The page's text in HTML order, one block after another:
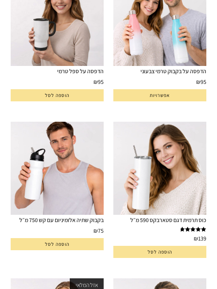
הדפסה על בקבוק טרמי צבעוני
₪95
אפשרויות
הדפסה על ספל טרמי
₪95
הוספה לסל
כוס תרמית דגם סטארבקס 590 מ״ל
דורג5.00
₪139
הוספה לסל
בקבוק שתיה אלומיניום עם קש 750 מ״ל
₪75
הוספה לסל
אזל המלאי